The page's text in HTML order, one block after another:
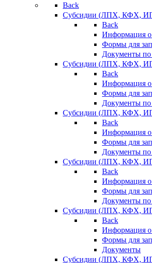
Back
Субсидии (ЛПХ, КФХ,
Back
Информация о
Формы для
Документы
Субсидии (ЛПХ, КФХ,
Back
Информация о
Формы для
Документы
Субсидии (ЛПХ, КФХ,
Back
Информация о
Формы для
Документы
Субсидии (ЛПХ, КФХ,
Back
Информация о
Формы для
Документы
Субсидии (ЛПХ, КФХ,
Back
Информация о
Формы для
Документы
Субсидии (ЛПХ, КФХ,